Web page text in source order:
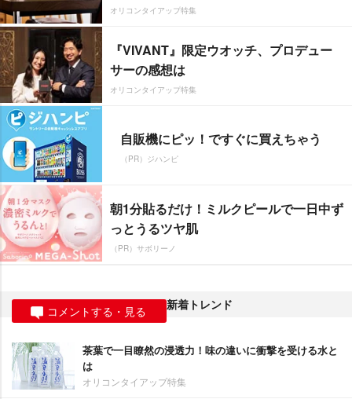
オリコンタイアップ特集
『VIVANT』限定ウオッチ、プロデュー
サーの感想は
オリコンタイアップ特集
自販機にピッ！ですぐに買えちゃう
（PR）ジハンピ
朝1分貼るだけ！ミルクピールで一日中ず
っとうるツヤ肌
（PR）サボリーノ
コメントする・見る 新着トレンド
茶葉で一目瞭然の浸透力！味の違いに衝撃を受ける水と
は
オリコンタイアップ特集